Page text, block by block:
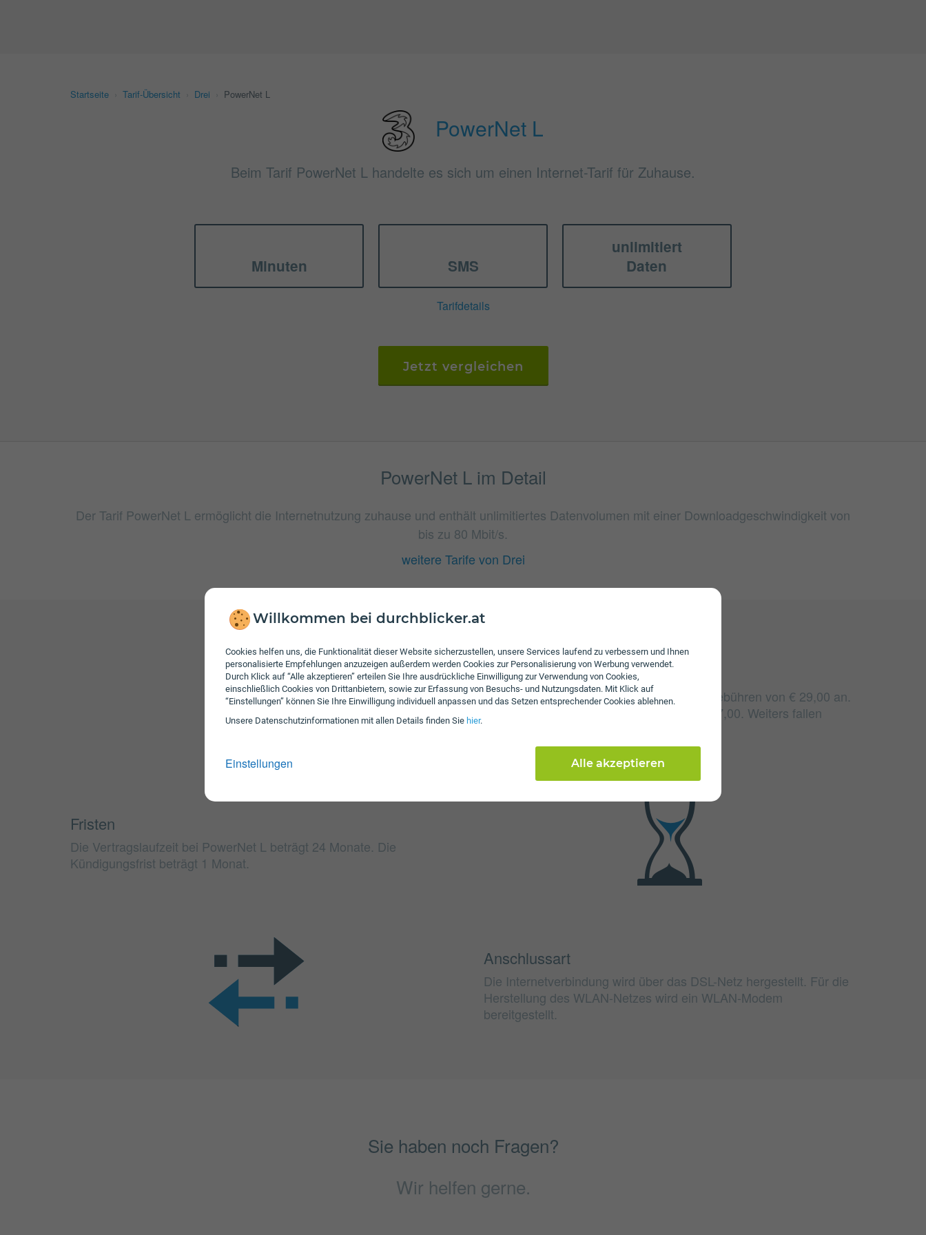
Willkommen bei durchblicker.at
Cookies helfen uns, die Funktionalität dieser Website sicherzustellen, unsere Services laufend zu verbessern und Ihnen
personalisierte Empfehlungen anzuzeigen außerdem werden Cookies zur Personalisierung von Werbung verwendet.
Durch Klick auf “Alle akzeptieren” erteilen Sie Ihre ausdrückliche Einwilligung zur Verwendung von Cookies,
einschließlich Cookies von Drittanbietern, sowie zur Erfassung von Besuchs- und Nutzungsdaten. Mit Klick auf
“Einstellungen” können Sie Ihre Einwilligung individuell anpassen und das Setzen entsprechender Cookies ablehnen.
Unsere Daten­schutz­informationen mit allen Details finden Sie hier.
Einstellungen Alle akzeptieren
Startseite Tarif-Übersicht Drei PowerNet L
PowerNet L
Beim Tarif PowerNet L handelte es sich um einen Internet-Tarif für Zuhause.
Minuten SMS
unlimitiert
Daten
Tarifdetails
Jetzt vergleichen
PowerNet L im Detail
Der Tarif PowerNet L ermöglicht die Internetnutzung zuhause und enthält unlimitiertes Datenvolumen mit einer Downloadgeschwindigkeit von
bis zu 80 Mbit/s.
weitere Tarife von Drei
Gebühren
Beim Tarif PowerNet L fallen monatliche Gebühren von € 29,00 an.
Die jährliche Servicepauschale beträgt € 27,00. Weiters fallen
Fristen
Die Vertragslaufzeit bei PowerNet L beträgt 24 Monate. Die
Kündigungsfrist beträgt 1 Monat.
Anschlussart
Die Internetverbindung wird über das DSL-Netz hergestellt. Für die
Herstellung des WLAN-Netzes wird ein WLAN-Modem
bereitgestellt.
Sie haben noch Fragen?
Wir helfen gerne.